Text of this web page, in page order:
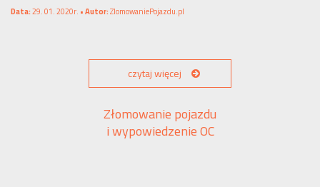
Data:29. 01. 2020r. •Autor:ZlomowaniePojazdu.pl
czytaj więcej
Złomowanie pojazdu
i wypowiedzenie OC